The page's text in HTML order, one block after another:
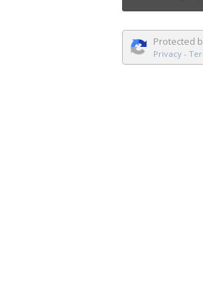
Protected
Privacy -